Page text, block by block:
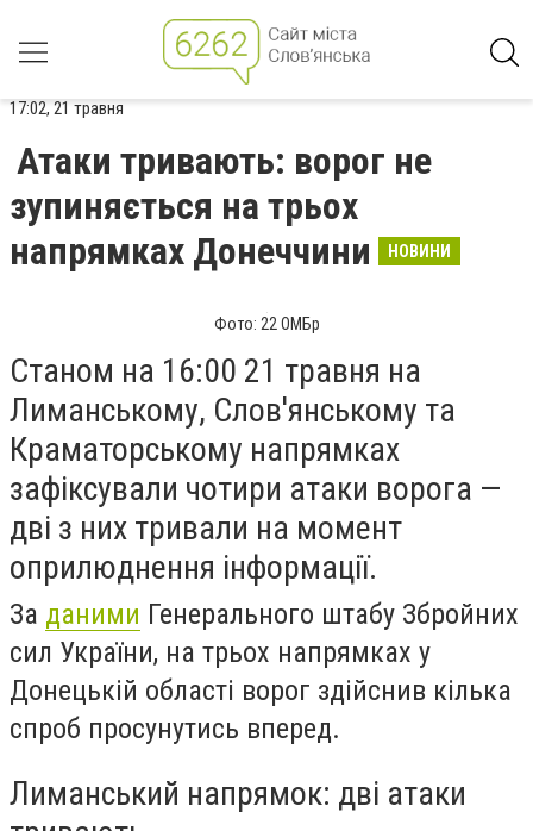
17:02, 21 травня
Атаки тривають: ворог не
зупиняється на трьох
напрямках Донеччини
НОВИНИ
Фото: 22 ОМБр
Станом на 16:00 21 травня на
Лиманському, Слов'янському та
Краматорському напрямках
зафіксували чотири атаки ворога —
дві з них тривали на момент
оприлюднення інформації.
За даними Генерального штабу Збройних
сил України, на трьох напрямках у
Донецькій області ворог здійснив кілька
спроб просунутись вперед.
Лиманський напрямок: дві атаки